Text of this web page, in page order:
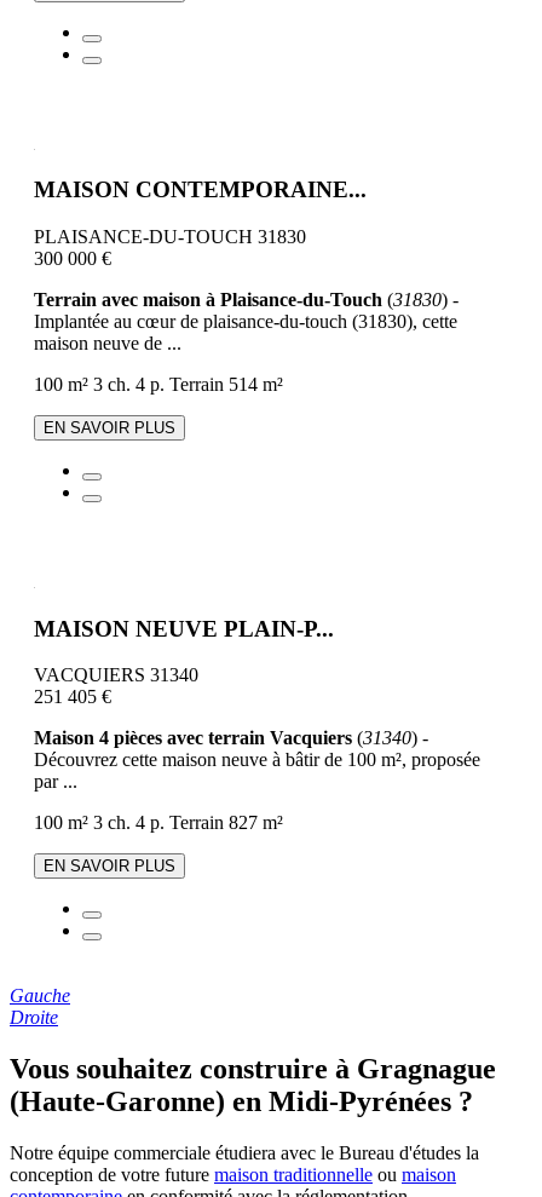
MAISON CONTEMPORAINE...
PLAISANCE-DU-TOUCH 31830
300 000 €
Terrain avec maison à Plaisance-du-Touch (31830) -
Implantée au cœur de plaisance-du-touch (31830), cette
maison neuve de ...
100 m² 3 ch. 4 p. Terrain 514 m²
EN SAVOIR PLUS
MAISON NEUVE PLAIN-P...
VACQUIERS 31340
251 405 €
Maison 4 pièces avec terrain Vacquiers (31340) -
Découvrez cette maison neuve à bâtir de 100 m², proposée
par ...
100 m² 3 ch. 4 p. Terrain 827 m²
EN SAVOIR PLUS
Gauche
Droite
Vous souhaitez construire à Gragnague
(Haute-Garonne) en Midi-Pyrénées ?
Notre équipe commerciale étudiera avec le Bureau d'études la
conception de votre future maison traditionnelle ou maison